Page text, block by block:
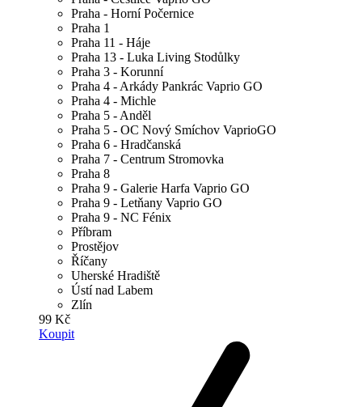
Praha - Horní Počernice
Praha 1
Praha 11 - Háje
Praha 13 - Luka Living Stodůlky
Praha 3 - Korunní
Praha 4 - Arkády Pankrác Vaprio GO
Praha 4 - Michle
Praha 5 - Anděl
Praha 5 - OC Nový Smíchov VaprioGO
Praha 6 - Hradčanská
Praha 7 - Centrum Stromovka
Praha 8
Praha 9 - Galerie Harfa Vaprio GO
Praha 9 - Letňany Vaprio GO
Praha 9 - NC Fénix
Příbram
Prostějov
Říčany
Uherské Hradiště
Ústí nad Labem
Zlín
99 Kč
Koupit